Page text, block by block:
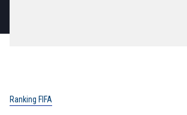
Ranking FIFA